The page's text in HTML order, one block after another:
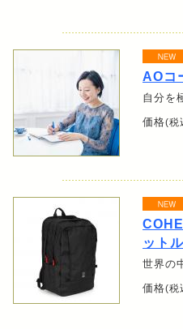
AOコ
自分を
価格(税
ット
世界の
価格(税